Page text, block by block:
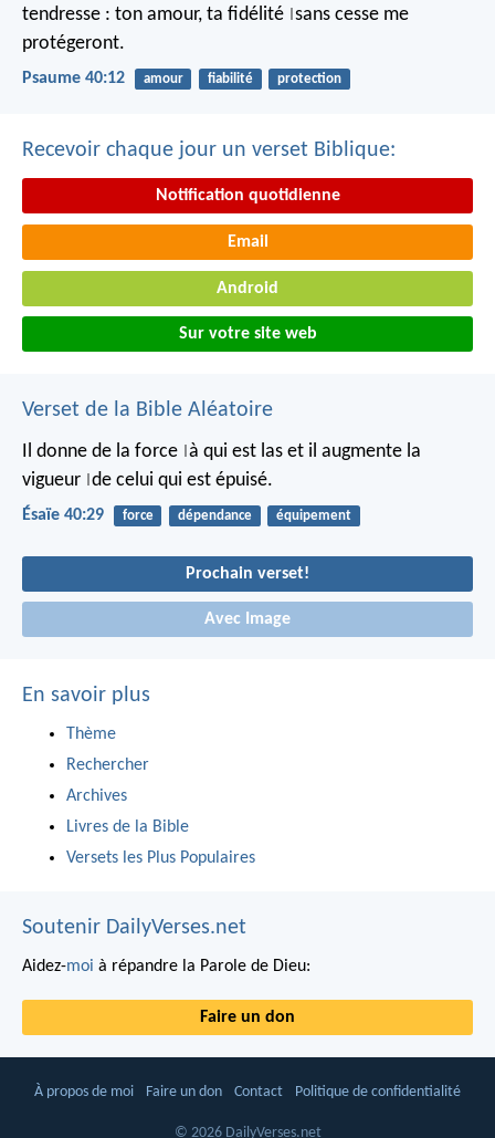
tendresse : ton amour, ta fidélité sans cesse me
protégeront.
Psaume 40:12 amour fiabilité protection
Recevoir chaque jour un verset Biblique:
Notification quotidienne
Email
Android
Sur votre site web
Verset de la Bible Aléatoire
Il donne de la force à qui est las et il augmente la
vigueur de celui qui est épuisé.
Ésaïe 40:29 force dépendance équipement
Prochain verset!
Avec Image
En savoir plus
Thème
Rechercher
Archives
Livres de la Bible
Versets les Plus Populaires
Soutenir DailyVerses.net
Aidez-moi à répandre la Parole de Dieu:
Faire un don
À propos de moi Faire un don Contact Politique de confidentialité
© 2026 DailyVerses.net